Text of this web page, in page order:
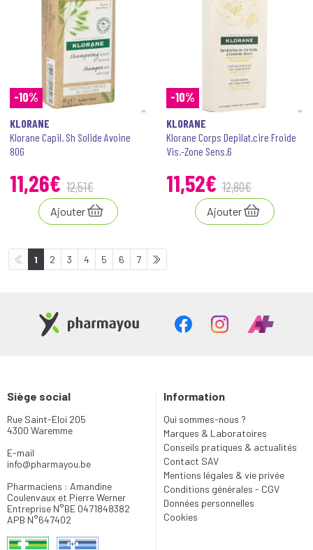
-10%
KLORANE
Klorane Capil. Sh Solide Avoine
80G
11,26€ 12,51€
Ajouter
-10%
KLORANE
Klorane Corps Depilat.cire Froide
Vis.-Zone Sens.6
11,52€ 12,80€
Ajouter
1 2 3 4 5 6 7
Siège social
Rue Saint-Eloi 205
4300 Waremme
E-mail
info@pharmayou.be
Pharmaciens : Amandine
Coulenvaux et Pierre Werner
Entreprise N°BE 0471848382
APB N°647402
Information
Qui sommes-nous ?
Marques & Laboratoires
Conseils pratiques & actualités
Contact SAV
Mentions légales & vie privée
Conditions générales - CGV
Données personnelles
Cookies